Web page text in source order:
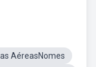
AéreasNomes